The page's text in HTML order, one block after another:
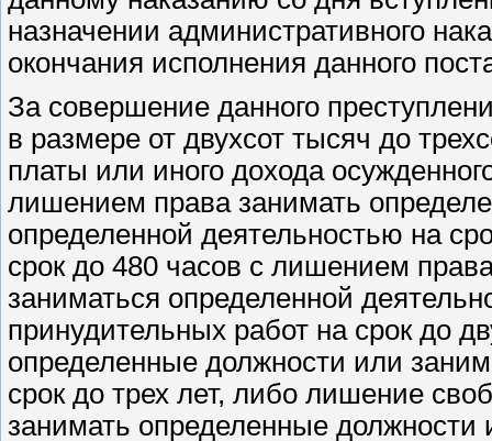
назначении административного
окончания исполнения данного
За совершение данного
в размере от двухсот тысяч до
платы или иного дохода
лишением права занимать
определенной деятельностью на
срок до 480 часов с лишением
заниматься определенной
принудительных работ на срок до
определенные должности или
срок до трех лет, либо лишение
занимать определенные должности